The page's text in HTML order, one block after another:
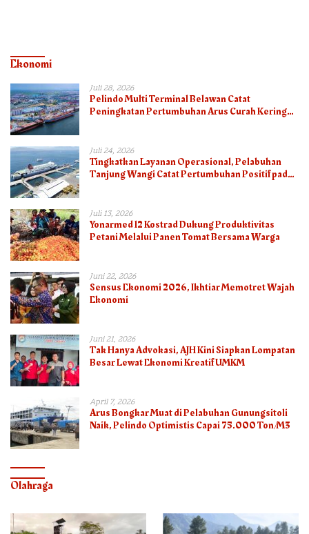
Ekonomi
Juli 28, 2026
Pelindo Multi Terminal Belawan Catat
Peningkatan Pertumbuhan Arus Curah Kering
Juli 24, 2026
Tingkatkan Layanan Operasional, Pelabuhan
Tanjung Wangi Catat Pertumbuhan Positif pada
Juli 13, 2026
Yonarmed 12 Kostrad Dukung Produktivitas
Petani Melalui Panen Tomat Bersama Warga
Juni 22, 2026
Sensus Ekonomi 2026, Ikhtiar Memotret Wajah
Ekonomi
Juni 21, 2026
Tak Hanya Advokasi, AJH Kini Siapkan Lompatan
Besar Lewat Ekonomi Kreatif UMKM
April 7, 2026
Arus Bongkar Muat di Pelabuhan Gunungsitoli
Naik, Pelindo Optimistis Capai 75.000 Ton/M3
Olahraga